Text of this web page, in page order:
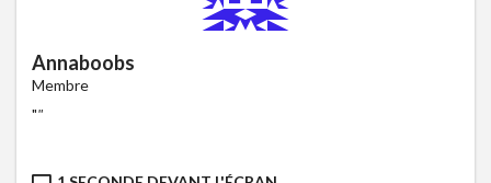
Annaboobs
Membre
""